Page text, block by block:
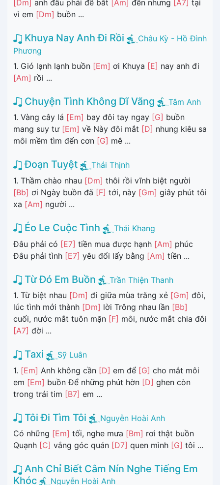
[Dm] anh đâu phải để bắt [Am] đền nhưng [A7] tại
vì em [Dm] buồn ...
Khuya Nay Anh Đi Rồi
Châu Kỳ - Hồ Đình
Phương
1. Gió lạnh lạnh buồn [Em] ơi Khuya [E] nay anh đi
[Am] rồi ...
Chuyện Tình Không Dĩ Vãng
Tâm Anh
1. Vàng cây lá [Em] bay đôi tay ngay [G] buồn
mang suy tư [Em] về Này đôi mắt [D] nhung kiêu sa
môi mềm tìm đến cơn [G] mê ...
Đoạn Tuyệt
Thái Thịnh
1. Thầm chào nhau [Dm] thôi rồi vĩnh biệt người
[Bb] ơi Ngày buồn đã [F] tới, này [Gm] giây phút tôi
xa [Am] người ...
Éo Le Cuộc Tình
Thái Khang
Đâu phải có [E7] tiền mua được hạnh [Am] phúc
Đâu phải tình [E7] yêu đổi lấy bằng [Am] tiền ...
Từ Đó Em Buồn
Trần Thiện Thanh
1. Từ biệt nhau [Dm] đi giữa mùa trăng xẻ [Gm] đôi,
lúc tình mới thành [Dm] lời Trông nhau lần [Bb]
cuối, nước mắt tuôn mặn [F] môi, nước mắt chia đôi
[A7] đời ...
Taxi
Sỹ Luân
1. [Em] Anh không cần [D] em để [G] cho mắt môi
em [Em] buồn Để những phút hờn [D] ghen còn
trong trái tim [B7] em ...
Tôi Đi Tìm Tôi
Nguyễn Hoài Anh
Có những [Em] tối, nghe mưa [Bm] rơi thật buồn
Quạnh [C] vắng góc quán [D7] quen mình [G] tôi ...
Anh Chỉ Biết Câm Nín Nghe Tiếng Em
Khóc
Nguyễn Hoài Anh